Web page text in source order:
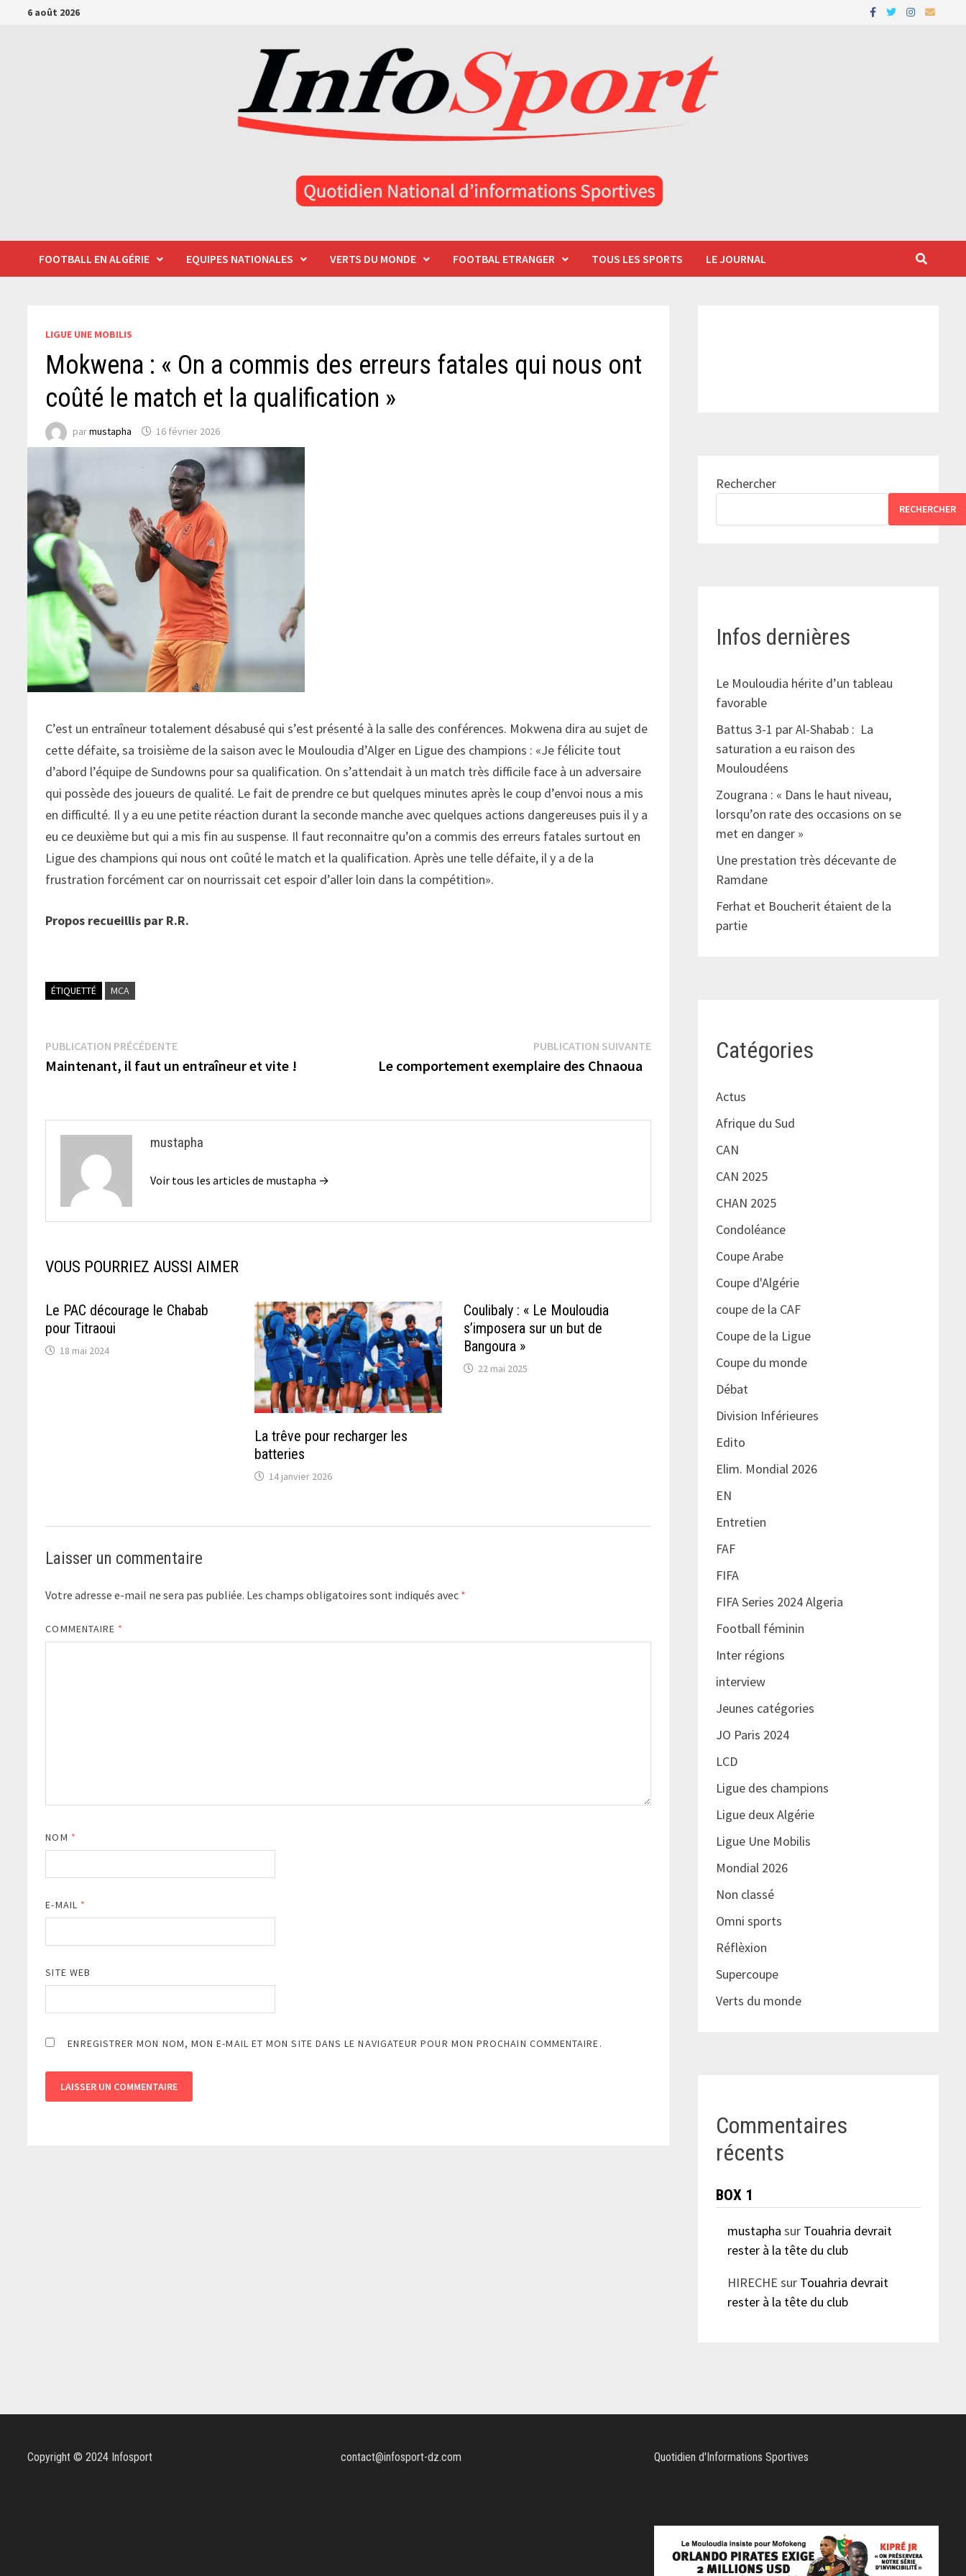
Passer6 août 2026
FOOTBALL EN ALGÉRIE EQUIPES NATIONALES VERTS DU MONDE FOOTBAL ETRANGER TOUS LES SPORTS LE JOURNAL
LIGUE UNE MOBILIS
Mokwena : « On a commis des erreurs fatales qui nous ont
coûté le match et la qualification »
parmustapha 16 février 2026
C’est un entraîneur totalement désabusé qui s’est présenté à la salle des conférences. Mokwena dira au sujet de
cette défaite, sa troisième de la saison avec le Mouloudia d’Alger en Ligue des champions : «Je félicite tout
d’abord l’équipe de Sundowns pour sa qualification. On s’attendait à un match très difficile face à un adversaire
qui possède des joueurs de qualité. Le fait de prendre ce but quelques minutes après le coup d’envoi nous a mis
en difficulté. Il y a eu une petite réaction durant la seconde manche avec quelques actions dangereuses puis il y a
eu ce deuxième but qui a mis fin au suspense. Il faut reconnaitre qu’on a commis des erreurs fatales surtout en
Ligue des champions qui nous ont coûté le match et la qualification. Après une telle défaite, il y a de la
frustration forcément car on nourrissait cet espoir d’aller loin dans la compétition».
Propos recueillis par R.R.
ÉTIQUETTÉ MCA
Navigation
de
PUBLICATION PRÉCÉDENTEPublication
précédente :
Maintenant, il faut un entraîneur et vite !
PUBLICATION SUIVANTEPublication
Le comportement exemplaire des Chnaoua
mustapha
Voir tous les articles de mustapha →
VOUS POURRIEZ AUSSI AIMER
Le PAC décourage le Chabab
pour Titraoui
18 mai 2024
La trêve pour recharger les
batteries
14 janvier 2026
Coulibaly : « Le Mouloudia
s’imposera sur un but de
Bangoura »
22 mai 2025
Laisser un commentaire
Votre adresse e-mail ne sera pas publiée. Les champs obligatoires sont indiqués avec *
COMMENTAIRE *
NOM *
E-MAIL *
SITE WEB
ENREGISTRER MON NOM, MON E-MAIL ET MON SITE DANS LE NAVIGATEUR POUR MON PROCHAIN COMMENTAIRE.
Rechercher
RECHERCHER
Infos dernières
Le Mouloudia hérite d’un tableau
favorable
Battus 3-1 par Al-Shabab : La
saturation a eu raison des
Mouloudéens
Zougrana : « Dans le haut niveau,
lorsqu’on rate des occasions on se
met en danger »
Une prestation très décevante de
Ramdane
Ferhat et Boucherit étaient de la
partie
Catégories
Actus
Afrique du Sud
CAN
CAN 2025
CHAN 2025
Condoléance
Coupe Arabe
Coupe d'Algérie
coupe de la CAF
Coupe de la Ligue
Coupe du monde
Débat
Division Inférieures
Edito
Elim. Mondial 2026
EN
Entretien
FAF
FIFA
FIFA Series 2024 Algeria
Football féminin
Inter régions
interview
Jeunes catégories
JO Paris 2024
LCD
Ligue des champions
Ligue deux Algérie
Ligue Une Mobilis
Mondial 2026
Non classé
Omni sports
Réflèxion
Supercoupe
Verts du monde
Commentaires
récents
BOX 1
mustapha sur Touahria devrait
rester à la tête du club
HIRECHE sur Touahria devrait
rester à la tête du club
Copyright © 2024 Infosport contact@infosport-dz.com Quotidien d'Informations Sportives